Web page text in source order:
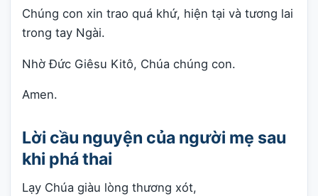
Chúng con xin trao quá khứ, hiện tại và tương lai
trong tay Ngài.
Nhờ Đức Giêsu Kitô, Chúa chúng con.
Amen.
Lời cầu nguyện của người mẹ sau
khi phá thai
Lạy Chúa giàu lòng thương xót,